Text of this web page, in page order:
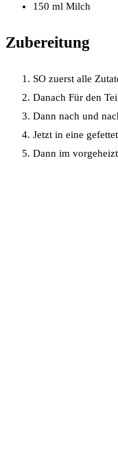
150 ml Milch
Zubereitung
SO zuerst alle
Danach Für den
Dann nach und
Jetzt in eine
Dann im